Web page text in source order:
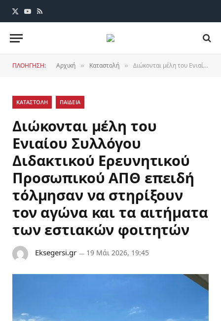
X
YouTube
RSS
ΠΛΟΗΓΗΣΗ: Αρχική » Καταστολή » Διώκονται μέλη του Ενιαίου Συλλόγου Διδακτικού Ερευνητικού Προσωπικού ΑΠΘ επειδή τόλμησαν να στηρίξουν τον αγώνα και τα αιτήματα των εστιακών φοιτητών
ΚΑΤΑΣΤΟΛΗ ΠΑΙΔΕΙΑ
Διώκονται μέλη του
Ενιαίου Συλλόγου
Διδακτικού Ερευνητικού
Προσωπικού ΑΠΘ επειδή
τόλμησαν να στηρίξουν
τον αγώνα και τα αιτήματα
των εστιακών φοιτητών
Eksegersi.gr 19 Μάι 2026, 19:45